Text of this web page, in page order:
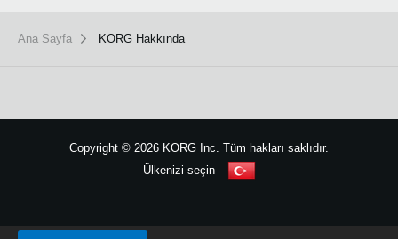
Ana Sayfa KORG Hakkında
Copyright © 2026 KORG Inc. Tüm hakları saklıdır.
Ülkenizi seçin